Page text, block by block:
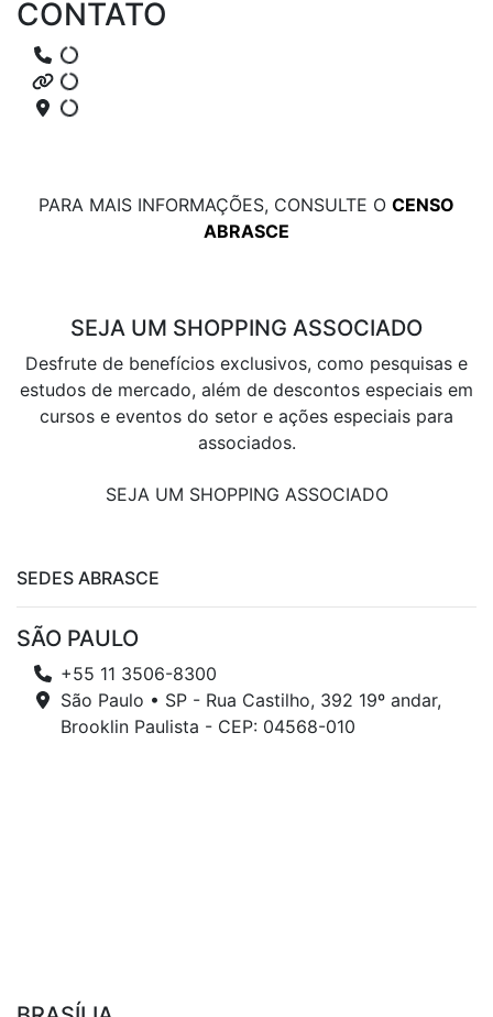
CONTATO
PARA MAIS INFORMAÇÕES, CONSULTE O CENSO
ABRASCE
SEJA UM SHOPPING ASSOCIADO
Desfrute de benefícios exclusivos, como pesquisas e
estudos de mercado, além de descontos especiais em
cursos e eventos do setor e ações especiais para
associados.
SEJA UM SHOPPING ASSOCIADO
SEDES ABRASCE
SÃO PAULO
+55 11 3506-8300
São Paulo • SP - Rua Castilho, 392 19º andar,
Brooklin Paulista - CEP: 04568-010